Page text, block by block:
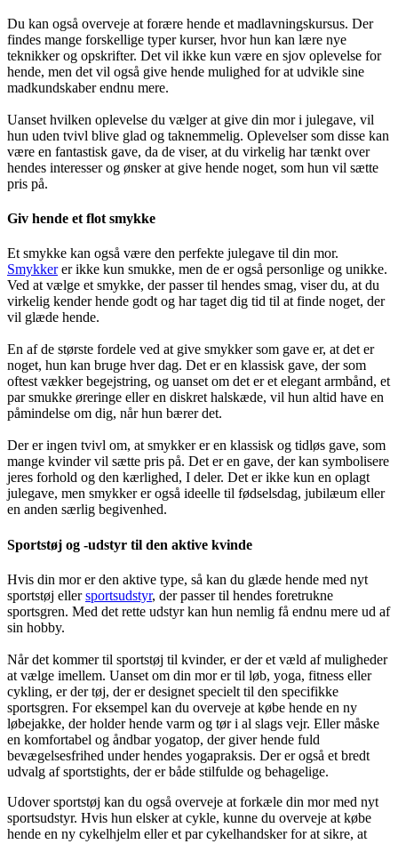
Du kan også overveje at forære hende et madlavningskursus. Der
findes mange forskellige typer kurser, hvor hun kan lære nye
teknikker og opskrifter. Det vil ikke kun være en sjov oplevelse for
hende, men det vil også give hende mulighed for at udvikle sine
madkundskaber endnu mere.
Uanset hvilken oplevelse du vælger at give din mor i julegave, vil
hun uden tvivl blive glad og taknemmelig. Oplevelser som disse kan
være en fantastisk gave, da de viser, at du virkelig har tænkt over
hendes interesser og ønsker at give hende noget, som hun vil sætte
pris på.
Giv hende et flot smykke
Et smykke kan også være den perfekte julegave til din mor.
Smykkerer ikke kun smukke, men de er også personlige og unikke.
Ved at vælge et smykke, der passer til hendes smag, viser du, at du
virkelig kender hende godt og har taget dig tid til at finde noget, der
vil glæde hende.
En af de største fordele ved at give smykker som gave er, at det er
noget, hun kan bruge hver dag. Det er en klassisk gave, der som
oftest vækker begejstring, og uanset om det er et elegant armbånd, et
par smukke øreringe eller en diskret halskæde, vil hun altid have en
påmindelse om dig, når hun bærer det.
Der er ingen tvivl om, at smykker er en klassisk og tidløs gave, som
mange kvinder vil sætte pris på. Det er en gave, der kan symbolisere
jeres forhold og den kærlighed, I deler. Det er ikke kun en oplagt
julegave, men smykker er også ideelle til fødselsdag, jubilæum eller
en anden særlig begivenhed.
Sportstøj og -udstyr til den aktive kvinde
Hvis din mor er den aktive type, så kan du glæde hende med nyt
sportstøj ellersportsudstyr, der passer til hendes foretrukne
sportsgren. Med det rette udstyr kan hun nemlig få endnu mere ud af
sin hobby.
Når det kommer til sportstøj til kvinder, er der et væld af muligheder
at vælge imellem. Uanset om din mor er til løb, yoga, fitness eller
cykling, er der tøj, der er designet specielt til den specifikke
sportsgren. For eksempel kan du overveje at købe hende en ny
løbejakke, der holder hende varm og tør i al slags vejr. Eller måske
en komfortabel og åndbar yogatop, der giver hende fuld
bevægelsesfrihed under hendes yogapraksis. Der er også et bredt
udvalg af sportstights, der er både stilfulde og behagelige.
Udover sportstøj kan du også overveje at forkæle din mor med nyt
sportsudstyr. Hvis hun elsker at cykle, kunne du overveje at købe
hende en ny cykelhjelm eller et par cykelhandsker for at sikre, at